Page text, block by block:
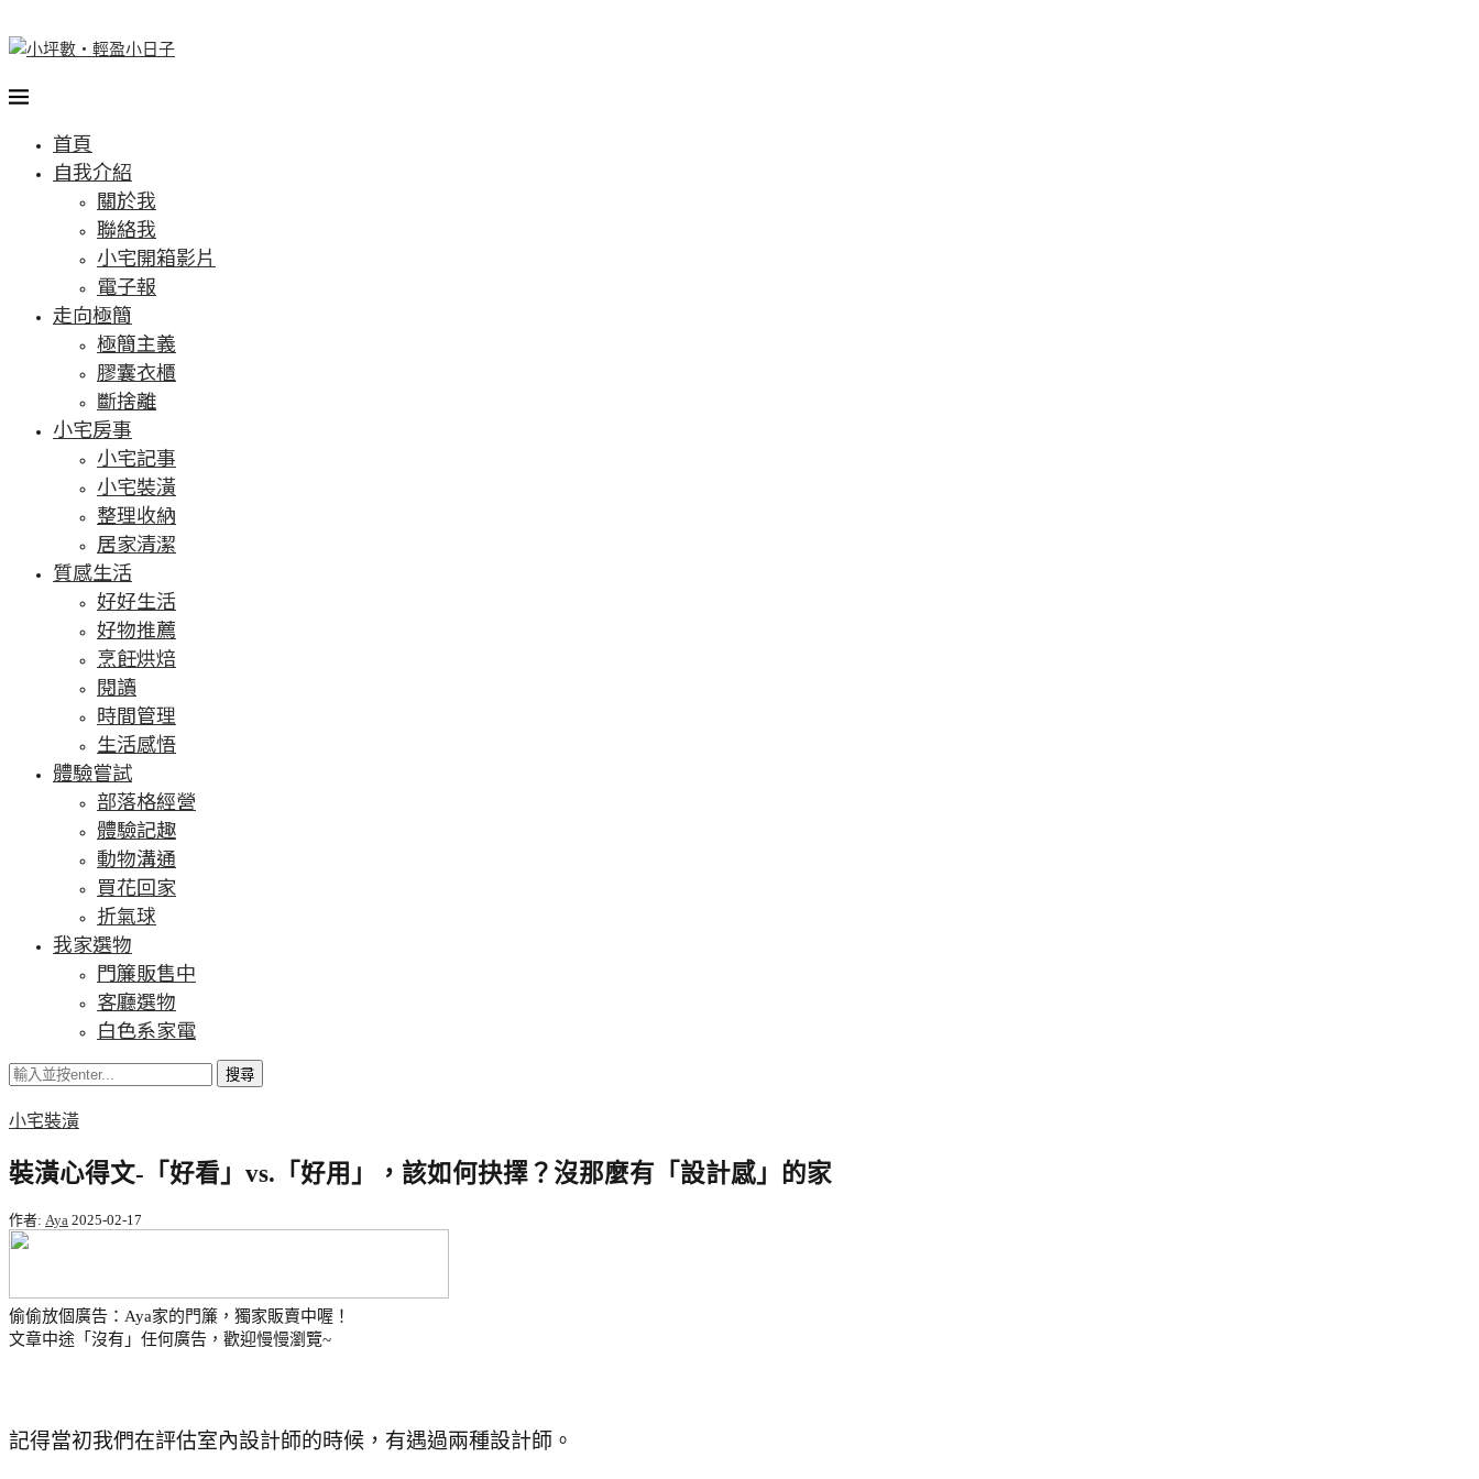
首頁
自我介紹
關於我
聯絡我
小宅開箱影片
電子報
走向極簡
極簡主義
膠囊衣櫃
斷捨離
小宅房事
小宅記事
小宅裝潢
整理收納
居家清潔
質感生活
好好生活
好物推薦
烹飪烘焙
閱讀
時間管理
生活感悟
體驗嘗試
部落格經營
體驗記趣
動物溝通
買花回家
折氣球
我家選物
門簾販售中
客廳選物
白色系家電
搜尋
小宅裝潢
裝潢心得文-「好看」vs.「好用」，該如何抉擇？沒那麼有「設計感」的家
作者: Aya 2025-02-17
偷偷放個廣告：Aya家的門簾，獨家販賣中喔！
文章中途「沒有」任何廣告，歡迎慢慢瀏覽~
記得當初我們在評估室內設計師的時候，有遇過兩種設計師。